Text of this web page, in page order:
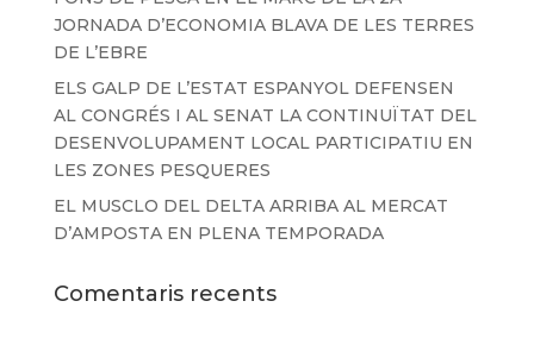
JORNADA D’ECONOMIA BLAVA DE LES TERRES
DE L’EBRE
ELS GALP DE L’ESTAT ESPANYOL DEFENSEN
AL CONGRÉS I AL SENAT LA CONTINUÏTAT DEL
DESENVOLUPAMENT LOCAL PARTICIPATIU EN
LES ZONES PESQUERES
EL MUSCLO DEL DELTA ARRIBA AL MERCAT
D’AMPOSTA EN PLENA TEMPORADA
Comentaris recents